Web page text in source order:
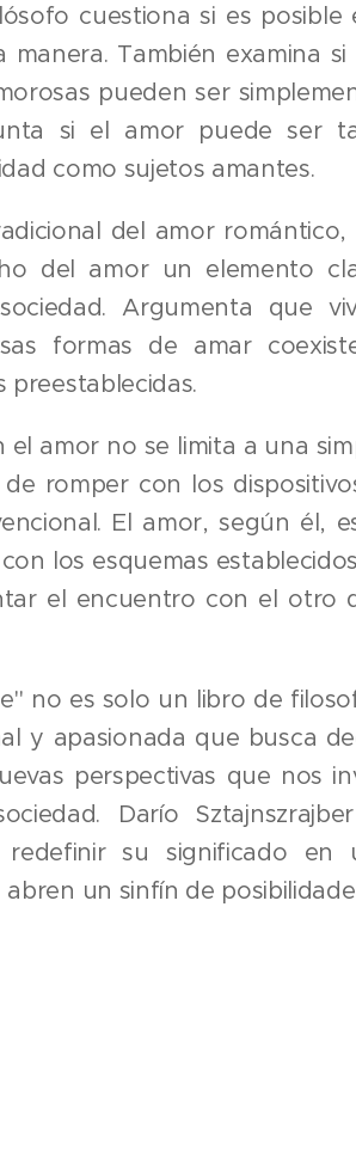
cuestiona si es posible
También examina
pueden ser
si el amor puede ser
como sujetos amantes.
del amor
del amor un elemento
Argumenta que
formas de amar
preestablecidas.
amor no se limita a una
romper con los
El amor, según él,
los esquemas
el encuentro con el otro
no es solo un libro de
y apasionada que busca
perspectivas que nos
Darío
su significado en
un sinfín de